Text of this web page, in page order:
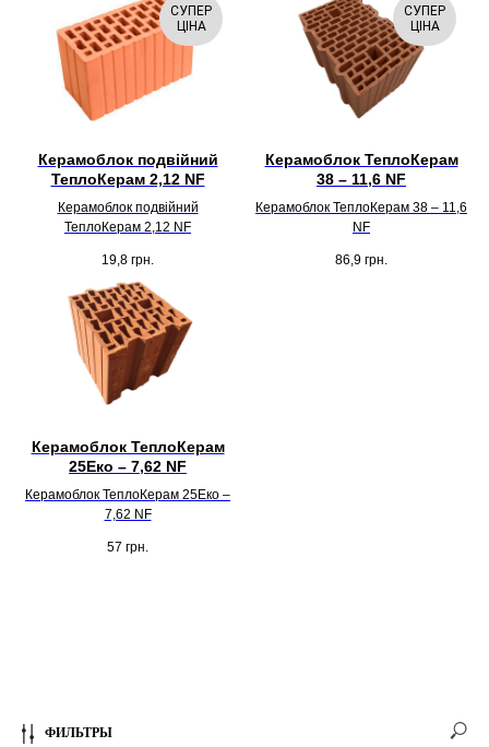
СУПЕР
ЦІНА
Керамоблок подвійний
ТеплоКерам 2,12 NF
Керамоблок подвійний
ТеплоКерам 2,12 NF
19,8 грн.
СУПЕР
ЦІНА
Керамоблок ТеплоКерам
38 – 11,6 NF
Керамоблок ТеплоКерам 38 – 11,6
NF
86,9 грн.
Керамоблок ТеплоКерам
25Еко – 7,62 NF
Керамоблок ТеплоКерам 25Еко –
7,62 NF
57 грн.
ФИЛЬТРЫ